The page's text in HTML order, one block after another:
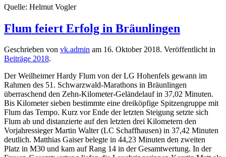
Quelle: Helmut Vogler
Flum feiert Erfolg in Bräunlingen
Geschrieben von vk.admin am 16. Oktober 2018. Veröffentlicht in
Beiträge 2018.
Der Weilheimer Hardy Flum von der LG Hohenfels gewann im
Rahmen des 51. Schwarzwald-Marathons in Bräunlingen
überraschend den Zehn-Kilometer-Geländelauf in 37,02 Minuten.
Bis Kilometer sieben bestimmte eine dreiköpfige Spitzengruppe mit
Flum das Tempo. Kurz vor Ende der letzten Steigung setzte sich
Flum ab und distanzierte auf den letzten drei Kilometern den
Vorjahressieger Martin Walter (LC Schaffhausen) in 37,42 Minuten
deutlich. Matthias Gaiser belegte in 44,23 Minuten den zweiten
Platz in M30 und kam auf Rang 14 in der Gesamtwertung. In der